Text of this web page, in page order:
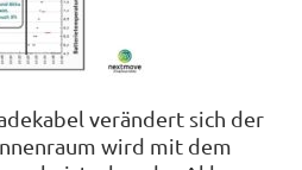
verändert sich der
wird mit dem